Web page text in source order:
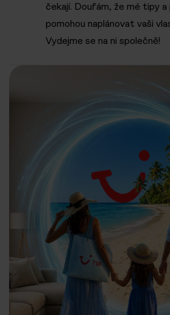
čekají. Doufám, že mé tipy
pomohou naplánovat vaši
Vydejme se na ni společně!